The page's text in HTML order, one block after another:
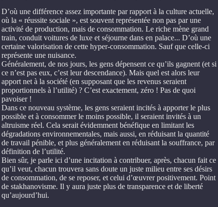
D’où une différence assez importante par rapport à la culture actuelle,
où la « réussite sociale », est souvent représentée non pas par une
activité de production, mais de consommation. Le riche mène grand
train, conduit voitures de luxe et séjourne dans en palace... D’où une
certaine valorisation de cette hyper-consommation. Sauf que celle-ci
représente une nuisance.
Généralement, de nos jours, les gens dépensent ce qu’ils gagnent (et si
ce n’est pas eux, c’est leur descendance). Mais quel est alors leur
apport net à la société (en supposant que les revenus seraient
proportionnels à l’utilité) ? C’est exactement, zéro ! Pas de quoi
pavoiser !
Dans ce nouveau système, les gens seraient incités à apporter le plus
possible et à consommer le moins possible, il seraient invités à un
altruisme réel. Cela serait évidemment bénéfique en limitant les
dégradations environnementales, mais aussi, en réduisant la quantité
de travail pénible, et plus généralement en réduisant la souffrance, par
définition de l’utilité.
Bien sûr, je parle ici d’une incitation à contribuer, après, chacun fait ce
qu’il veut, chacun trouvera sans doute un juste milieu entre ses désirs
de consommation, de se reposer, et celui d’œuvrer positivement. Point
de stakhanovisme. Il y aura juste plus de transparence et de liberté
qu’aujourd’hui.